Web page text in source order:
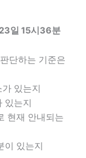
일 15시36분
단하는 기준은
있는지
있는지
현재 안내되는
이 있는지